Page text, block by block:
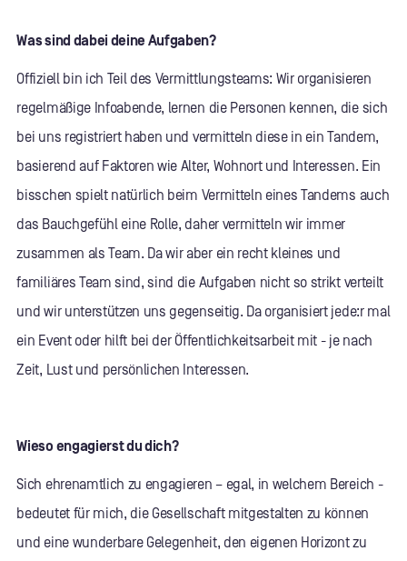
Was sind dabei deine Aufgaben?
Offiziell bin ich Teil des Vermittlungsteams: Wir organisieren
regelmäßige Infoabende, lernen die Personen kennen, die sich
bei uns registriert haben und vermitteln diese in ein Tandem,
basierend auf Faktoren wie Alter, Wohnort und Interessen. Ein
bisschen spielt natürlich beim Vermitteln eines Tandems auch
das Bauchgefühl eine Rolle, daher vermitteln wir immer
zusammen als Team. Da wir aber ein recht kleines und
familiäres Team sind, sind die Aufgaben nicht so strikt verteilt
und wir unterstützen uns gegenseitig. Da organisiert jede:r mal
ein Event oder hilft bei der Öffentlichkeitsarbeit mit - je nach
Zeit, Lust und persönlichen Interessen.
Wieso engagierst du dich?
Sich ehrenamtlich zu engagieren – egal, in welchem Bereich -
bedeutet für mich, die Gesellschaft mitgestalten zu können
und eine wunderbare Gelegenheit, den eigenen Horizont zu